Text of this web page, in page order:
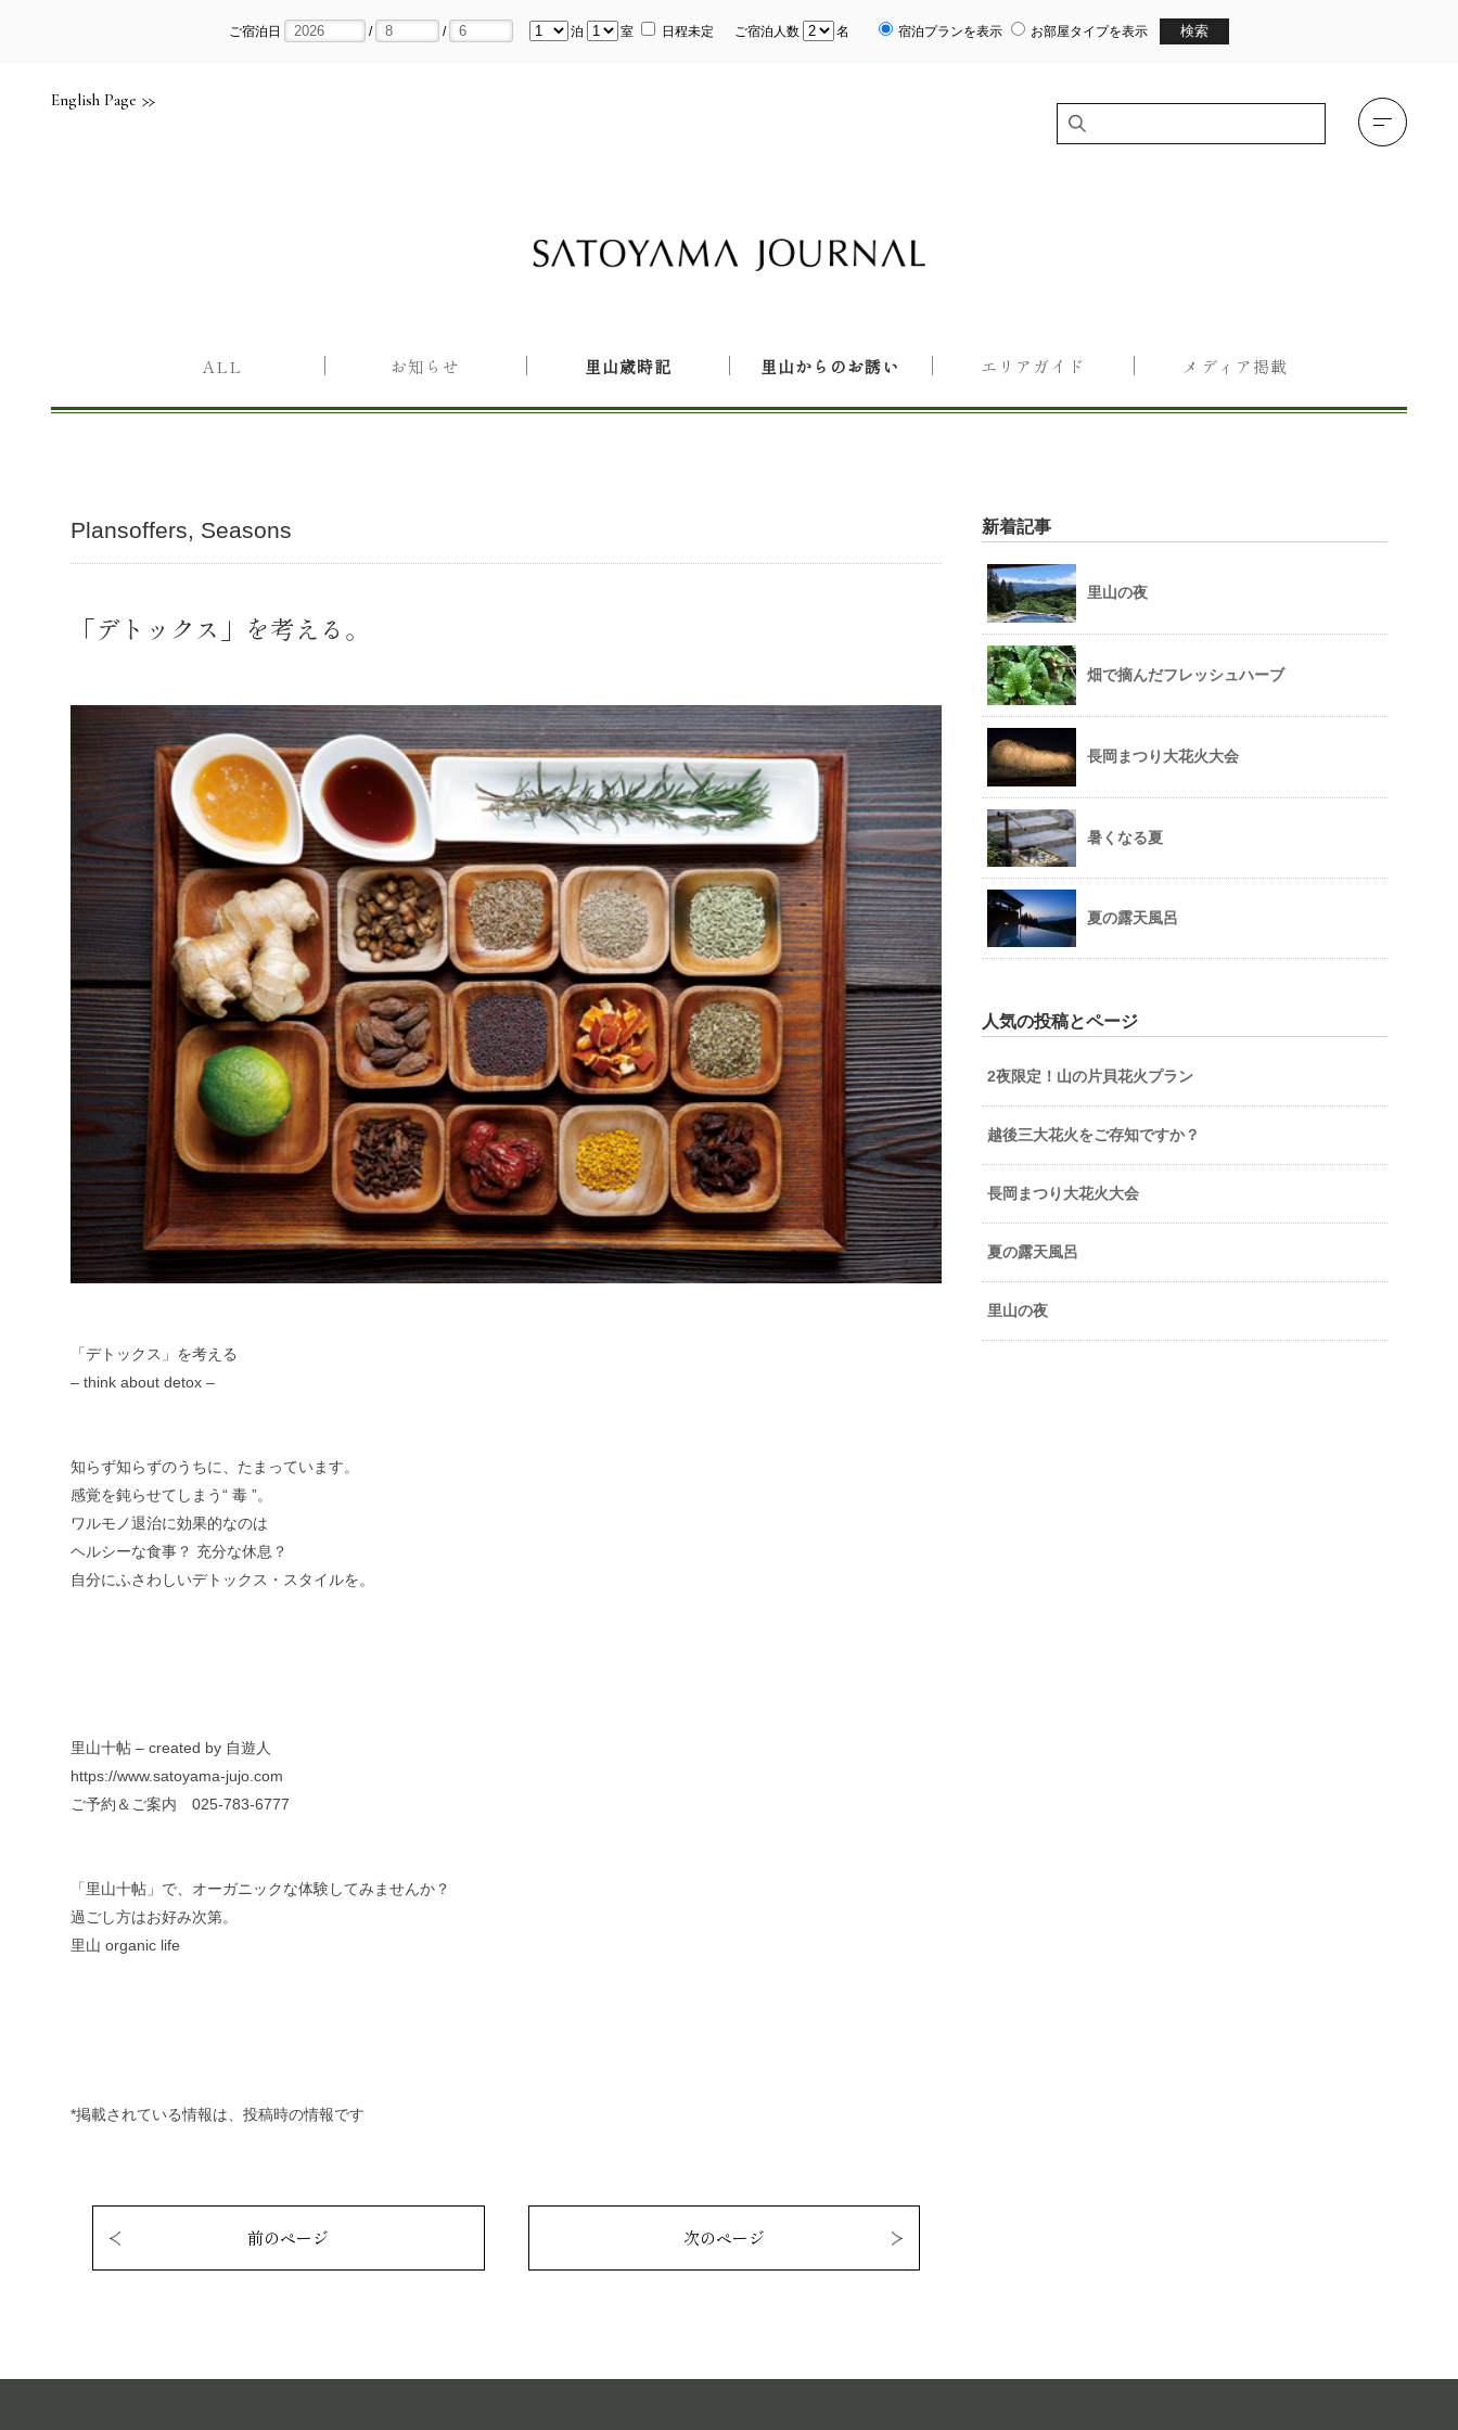
English Page
ご宿泊日 / / 泊 室 日程未定 ご宿泊人数 名 宿泊プランを表示 お部屋タイプを表示
ALL お知らせ 里山歳時記 里山からのお誘い エリアガイド メディア掲載
Plansoffers Seasons
「デトックス」を考える。
「デトックス」を考える
– think about detox –
知らず知らずのうちに、たまっています。
感覚を鈍らせてしまう“ 毒 ”。
ワルモノ退治に効果的なのは
ヘルシーな食事？ 充分な休息？
自分にふさわしいデトックス・スタイルを。
里山十帖 – created by 自遊人
https://www.satoyama-jujo.com
ご予約＆ご案内 025-783-6777
「里山十帖」で、オーガニックな体験してみませんか？
過ごし方はお好み次第。
里山 organic life
*掲載されている情報は、投稿時の情報です
次のページ
前のページ
新着記事
里山の夜
畑で摘んだフレッシュハーブ
長岡まつり大花火大会
暑くなる夏
夏の露天風呂
人気の投稿とページ
2夜限定！山の片貝花火プラン
越後三大花火をご存知ですか？
長岡まつり大花火大会
夏の露天風呂
里山の夜